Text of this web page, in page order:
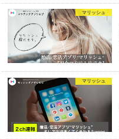
マリッシュ
マリッシュ